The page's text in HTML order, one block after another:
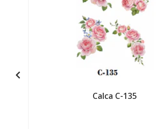
Calca C-135